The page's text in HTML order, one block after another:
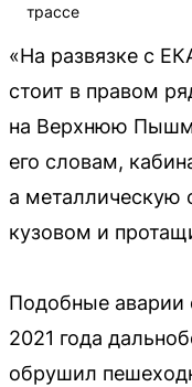
трассе
«На развязке с
стоит в правом
на Верхнюю
его словам,
а металлическую
кузовом и
Подобные аварии
2021 года
обрушил